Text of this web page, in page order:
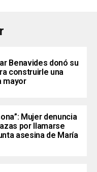
Benavides donó su
construirle una
mayor
Mujer denuncia
por llamarse
asesina de María